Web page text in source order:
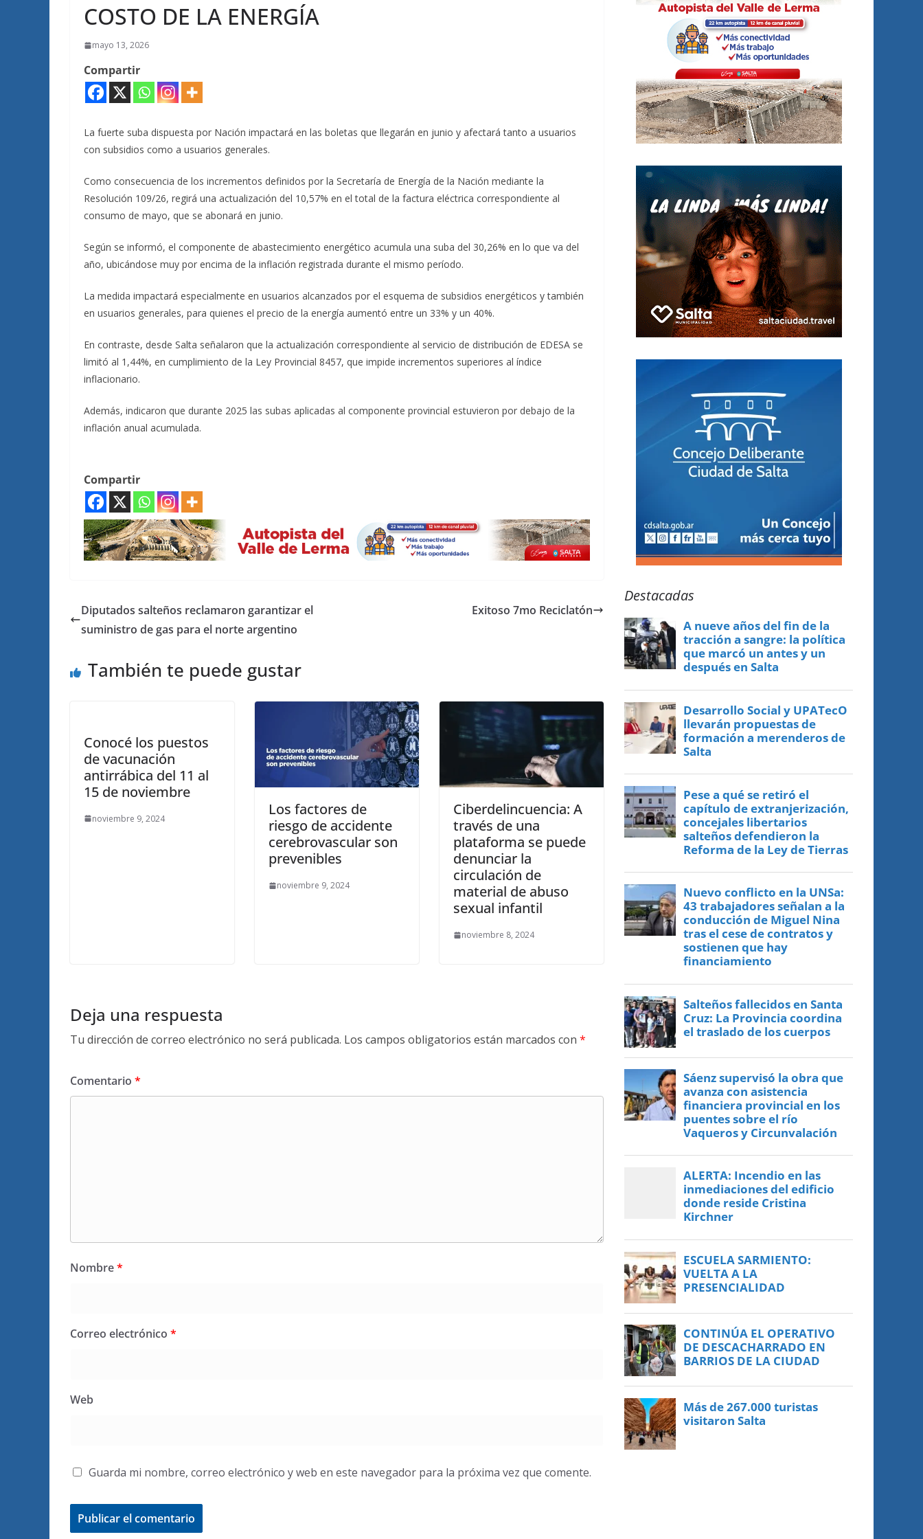
COSTO DE LA ENERGÍA
mayo 13, 2026
Compartir
La fuerte suba dispuesta por Nación impactará en las boletas que llegarán en junio y afectará tanto a usuarios
con subsidios como a usuarios generales.
Como consecuencia de los incrementos definidos por la Secretaría de Energía de la Nación mediante la
Resolución 109/26, regirá una actualización del 10,57% en el total de la factura eléctrica correspondiente al
consumo de mayo, que se abonará en junio.
Según se informó, el componente de abastecimiento energético acumula una suba del 30,26% en lo que va del
año, ubicándose muy por encima de la inflación registrada durante el mismo período.
La medida impactará especialmente en usuarios alcanzados por el esquema de subsidios energéticos y también
en usuarios generales, para quienes el precio de la energía aumentó entre un 33% y un 40%.
En contraste, desde Salta señalaron que la actualización correspondiente al servicio de distribución de EDESA se
limitó al 1,44%, en cumplimiento de la Ley Provincial 8457, que impide incrementos superiores al índice
inflacionario.
Además, indicaron que durante 2025 las subas aplicadas al componente provincial estuvieron por debajo de la
inflación anual acumulada.
Compartir
Diputados salteños reclamaron garantizar el
suministro de gas para el norte argentino
Exitoso 7mo Reciclatón
También te puede gustar
Conocé los puestos
de vacunación
antirrábica del 11 al
15 de noviembre
noviembre 9, 2024
Los factores de
riesgo de accidente
cerebrovascular son
prevenibles
noviembre 9, 2024
Ciberdelincuencia: A
través de una
plataforma se puede
denunciar la
circulación de
material de abuso
sexual infantil
noviembre 8, 2024
Deja una respuesta
Tu dirección de correo electrónico no será publicada. Los campos obligatorios están marcados con *
Comentario *
Nombre*
Correo electrónico *
Web
Guarda mi nombre, correo electrónico y web en este navegador para la próxima vez que comente.
Destacadas